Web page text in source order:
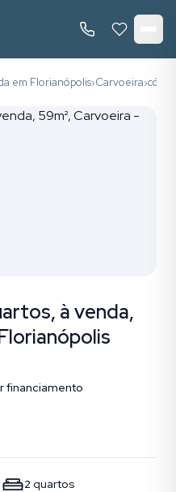
em Florianópolis›Carvoeira›
à venda,
financiamento
2 quartos